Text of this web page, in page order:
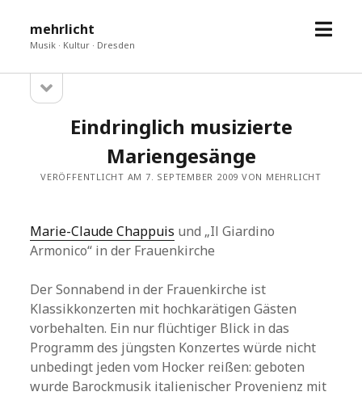
mehrlicht
Musik · Kultur · Dresden
Menü
Sidebar
öffnen
Eindringlich musizierte
Mariengesänge
VERÖFFENTLICHT AM 7. SEPTEMBER 2009 VON MEHRLICHT
Marie-Claude Chappuis und „Il Giardino
Armonico“ in der Frauenkirche
Der Sonnabend in der Frauenkirche ist
Klassikkonzerten mit hochkarätigen Gästen
vorbehalten. Ein nur flüchtiger Blick in das
Programm des jüngsten Konzertes würde nicht
unbedingt jeden vom Hocker reißen: geboten
wurde Barockmusik italienischer Provenienz mit